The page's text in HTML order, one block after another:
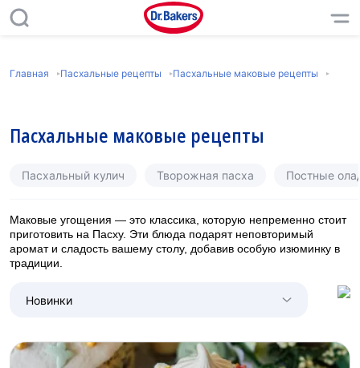
Главная Пасхальные рецепты Пасхальные маковые рецепты
Пасхальные маковые рецепты
Пасхальный кулич Творожная пасха Постные
Маковые угощения — это классика, которую непременно стоит
приготовить на Пасху. Эти блюда подарят неповторимый
аромат и сладость вашему столу, добавив особую изюминку в
традиции.
Новинки